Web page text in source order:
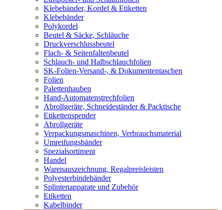
Klebebänder, Kordel & Etiketten
Klebebänder
Polykordel
Beutel & Säcke, Schläuche
Druckverschlussbeutel
Flach- & Seitenfaltenbeutel
Schlauch- und Halbschlauchfolien
SK-Folien-Versand-, & Dokumententaschen
Folien
Palettenhauben
Hand-Automatenstrechfolien
Abrollgeräte, Schneideständer & Packtische
Etikettenspender
Abrollgeräte
Verpackungsmaschinen, Verbrauchsmaterial
Umreifungsbänder
Spezialsortiment
Handel
Warenauszeichnung, Regalpreisleisten
Polyesterbindebänder
Splintenapparate und Zubehör
Etiketten
Kabelbinder